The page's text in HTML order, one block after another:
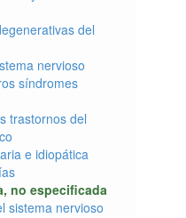
del
nervioso
síndromes
trastornos del
e idiopática
no especificada
sistema nervioso